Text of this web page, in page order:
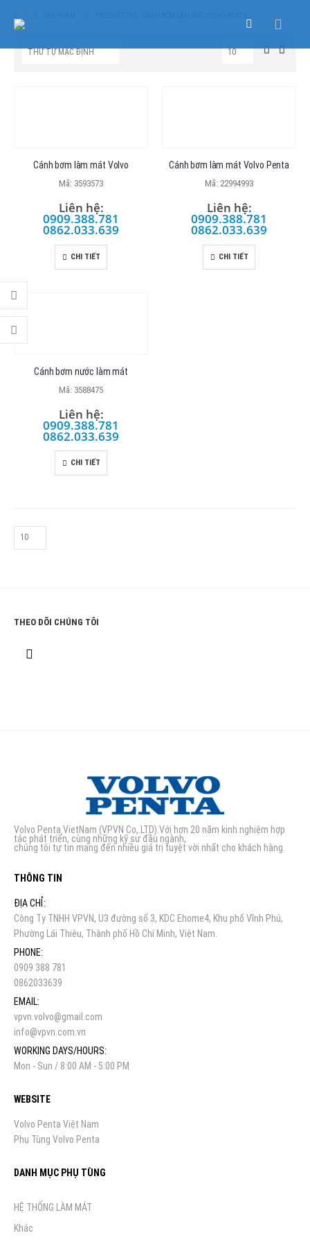
Cánh bơm làm mát Volvo
Mã: 3593573
Liên hệ:
0909.388.781
0862.033.639
CHI TIẾT
Cánh bơm làm mát Volvo Penta
Mã: 22994993
Liên hệ:
0909.388.781
0862.033.639
CHI TIẾT
Cánh bơm nước làm mát
Mã: 3588475
Liên hệ:
0909.388.781
0862.033.639
CHI TIẾT
THEO DÕI CHÚNG TÔI
Volvo Penta VietNam (VPVN Co,.LTD).Với hơn 20 năm kinh nghiệm hợp
tác phát triển, cùng những kỹ sư đầu ngành,
chúng tôi tự tin mang đến nhiều giá trị tuyệt vời nhất cho khách hàng.
THÔNG TIN
ĐỊA CHỈ:
Công Ty TNHH VPVN, U3 đường số 3, KDC Ehome4, Khu phố Vĩnh Phú,
Phường Lái Thiêu, Thành phố Hồ Chí Minh, Việt Nam.
PHONE:
0909 388 781
0862033639
EMAIL:
vpvn.volvo@gmail.com
info@vpvn.com.vn
WORKING DAYS/HOURS:
Mon - Sun / 8:00 AM - 5:00 PM
WEBSITE
Volvo Penta Việt Nam
Phụ Tùng Volvo Penta
DANH MỤC PHỤ TÙNG
HỆ THỐNG LÀM MÁT
Khác